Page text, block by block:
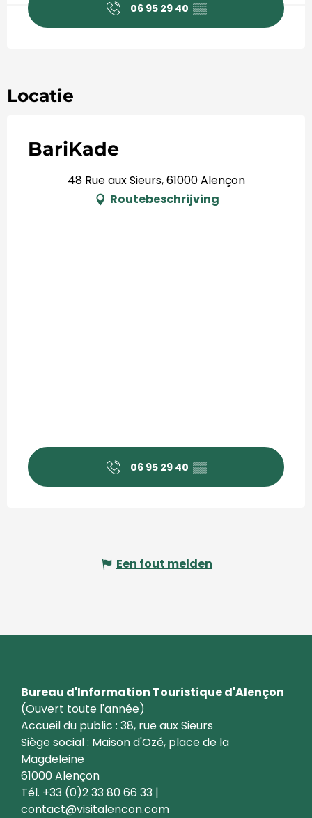
06 95 29 40 ▒▒
Locatie
BariKade
48 Rue aux Sieurs, 61000 Alençon
Routebeschrijving
06 95 29 40 ▒▒
Een fout melden
Bureau d'Information Touristique d'Alençon
(Ouvert toute l'année)
Accueil du public : 38, rue aux Sieurs
Siège social : Maison d'Ozé, place de la
Magdeleine
61000 Alençon
Tél. +33 (0)2 33 80 66 33 |
contact@visitalencon.com